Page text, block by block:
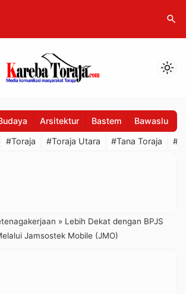
search
light_mode
Arsitektur Bastem Bawaslu
#Toraja #Toraja Utara #Tana Toraja
» Lebih Dekat dengan BPJS
Jamsostek Mobile (JMO)